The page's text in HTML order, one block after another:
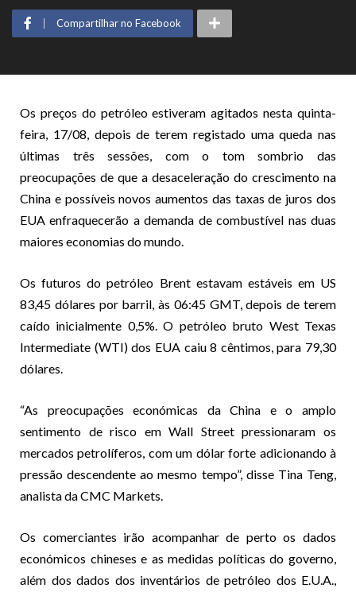
Compartilhar no Facebook
Os preços do petróleo estiveram agitados nesta quinta-
feira, 17/08, depois de terem registado uma queda nas
últimas três sessões, com o tom sombrio das
preocupações de que a desaceleração do crescimento na
China e possíveis novos aumentos das taxas de juros dos
EUA enfraquecerão a demanda de combustível nas duas
maiores economias do mundo.
Os futuros do petróleo Brent estavam estáveis em US
83,45 dólares por barril, às 06:45 GMT, depois de terem
caído inicialmente 0,5%. O petróleo bruto West Texas
Intermediate (WTI) dos EUA caiu 8 cêntimos, para 79,30
dólares.
“As preocupações económicas da China e o amplo
sentimento de risco em Wall Street pressionaram os
mercados petrolíferos, com um dólar forte adicionando à
pressão descendente ao mesmo tempo”, disse Tina Teng,
analista da CMC Markets.
Os comerciantes irão acompanhar de perto os dados
económicos chineses e as medidas políticas do governo,
além dos dados dos inventários de petróleo dos E.U.A.,